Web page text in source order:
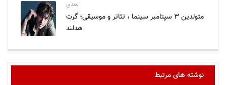
بعدی
متولدین ۳ سپتامبر سینما ، تئاتر و موسیقی؛ گرت
هدلند
نوشته های مرتبط